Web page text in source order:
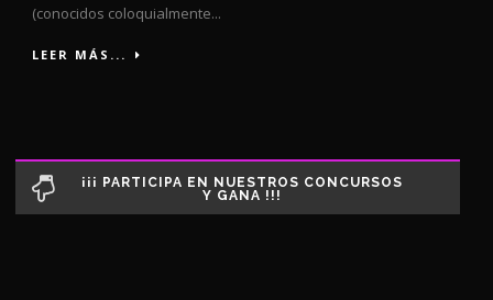
(conocidos coloquialmente...
LEER MÁS...
¡¡¡ PARTICIPA EN NUESTROS CONCURSOS
Y GANA !!!